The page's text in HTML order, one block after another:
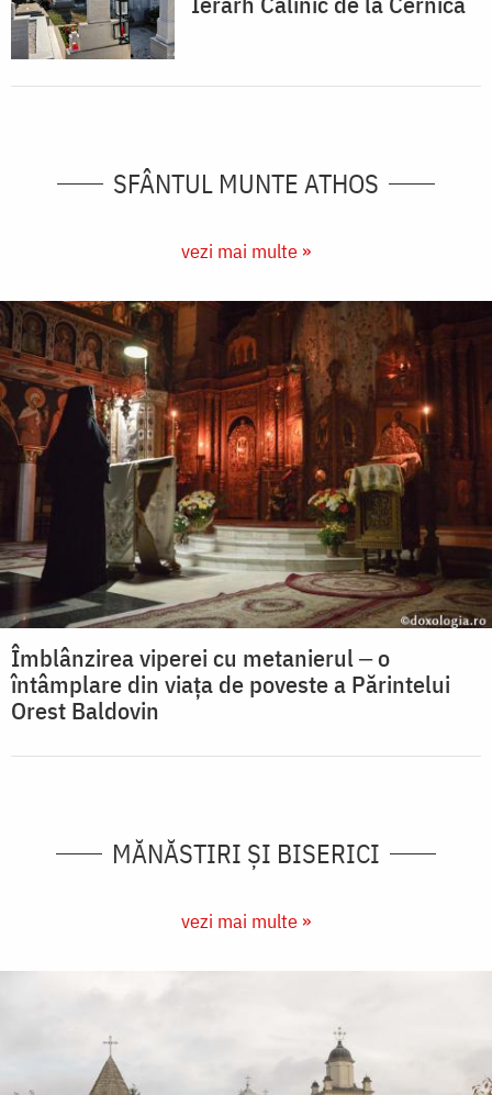
SFÂNTUL MUNTE ATHOS
vezi mai multe »
Îmblânzirea viperei cu metanierul ‒ o
întâmplare din viața de poveste a Părintelui
Orest Baldovin
MĂNĂSTIRI ȘI BISERICI
vezi mai multe »